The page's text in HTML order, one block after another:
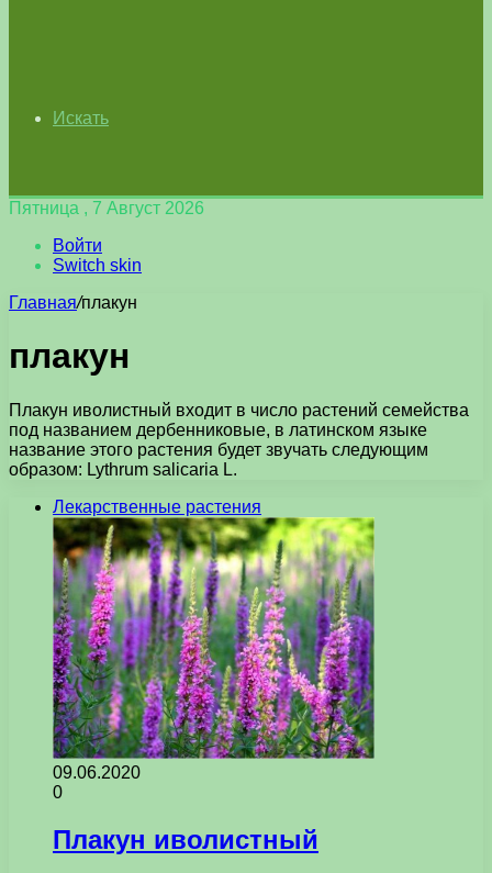
Искать
Пятница , 7 Август 2026
Войти
Switch skin
Главная/плакун
плакун
Плакун иволистный входит в число растений семейства
под названием дербенниковые, в латинском языке
название этого растения будет звучать следующим
образом: Lythrum salicaria L.
Лекарственные растения
09.06.2020
0
Плакун иволистный